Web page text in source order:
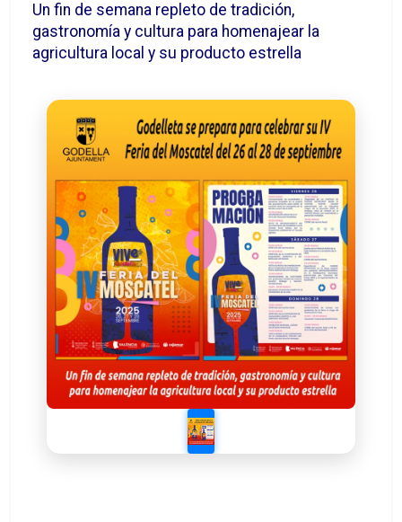
Un fin de semana repleto de tradición,
gastronomía y cultura para homenajear la
agricultura local y su producto estrella